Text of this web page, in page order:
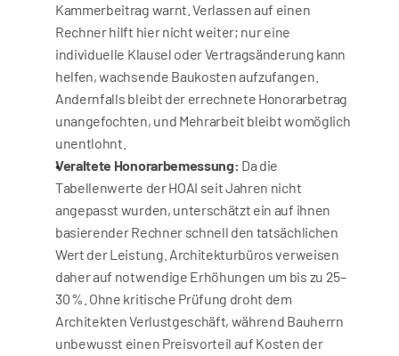
Kammerbeitrag warnt. Verlassen auf einen
Rechner hilft hier nicht weiter; nur eine
individuelle Klausel oder Vertragsänderung kann
helfen, wachsende Baukosten aufzufangen.
Andernfalls bleibt der errechnete Honorarbetrag
unangefochten, und Mehrarbeit bleibt womöglich
unentlohnt.
Veraltete Honorarbemessung: Da die
Tabellenwerte der HOAI seit Jahren nicht
angepasst wurden, unterschätzt ein auf ihnen
basierender Rechner schnell den tatsächlichen
Wert der Leistung. Architekturbüros verweisen
daher auf notwendige Erhöhungen um bis zu 25–
30 %. Ohne kritische Prüfung droht dem
Architekten Verlustgeschäft, während Bauherrn
unbewusst einen Preisvorteil auf Kosten der